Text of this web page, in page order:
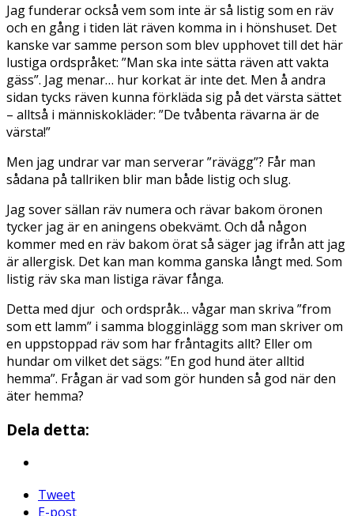
Jag funderar också vem som inte är så listig som en räv
och en gång i tiden lät räven komma in i hönshuset. Det
kanske var samme person som blev upphovet till det här
lustiga ordspråket: ”Man ska inte sätta räven att vakta
gäss”. Jag menar… hur korkat är inte det. Men å andra
sidan tycks räven kunna förkläda sig på det värsta sättet
– alltså i människokläder: ”De tvåbenta rävarna är de
värsta!”
Men jag undrar var man serverar ”rävägg”? Får man
sådana på tallriken blir man både listig och slug.
Jag sover sällan räv numera och rävar bakom öronen
tycker jag är en aningens obekvämt. Och då någon
kommer med en räv bakom örat så säger jag ifrån att jag
är allergisk. Det kan man komma ganska långt med. Som
listig räv ska man listiga rävar fånga.
Detta med djur och ordspråk… vågar man skriva ”from
som ett lamm” i samma blogginlägg som man skriver om
en uppstoppad räv som har fråntagits allt? Eller om
hundar om vilket det sägs: ”En god hund äter alltid
hemma”. Frågan är vad som gör hunden så god när den
äter hemma?
Dela detta:
Tweet
E-post